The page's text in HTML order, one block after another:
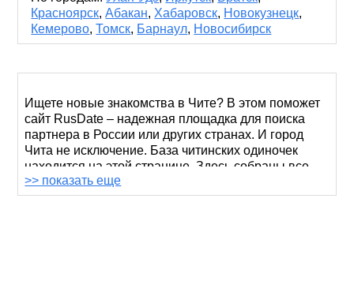
Красноярск,Абакан, Хабаровск, Новокузнецк,
Кемерово,Томск, Барнаул, Новосибирск
Ищете новые знакомства в Чите? В этом поможет
сайт RusDate – надежная площадка для поиска
партнера в России или других странах. И город
Чита не исключение. База читинских одиночек
находится на этой странице. Здесь собраны все
анкеты мужчин и женщин из Читы, которых хотят
познакомиться для продолжительных отношений,
>> показать еще